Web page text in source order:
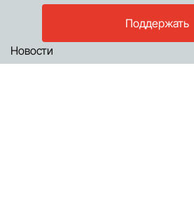
Поддержать
Новости